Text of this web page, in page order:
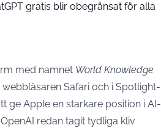
gratis blir obegränsat för alla
med namnet World Knowledge
webbläsaren Safari och i Spotlight-
ge Apple en starkare position i AI-
redan tagit tydliga kliv